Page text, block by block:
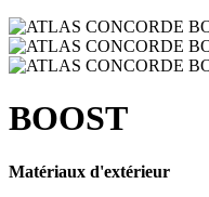
BOOST
Matériaux d'extérieur